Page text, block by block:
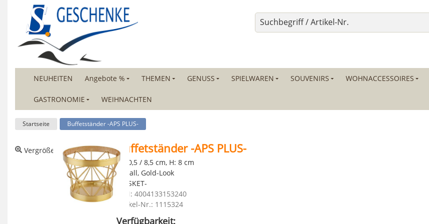
NEUHEITEN Angebote % THEMEN GENUSS SPIELWAREN SOUVENIRS WOHNACCESSOIRES
GASTRONOMIE WEIHNACHTEN
Startseite Buffetständer -APS PLUS-
Vergrößerte Ansicht Buffetständer -APS PLUS-
Ø 10,5 / 8,5 cm, H: 8 cm
Metall, Gold-Look
-BASKET-
EAN: 4004133153240
Artikel-Nr.: 1115324
Verfügbarkeit: